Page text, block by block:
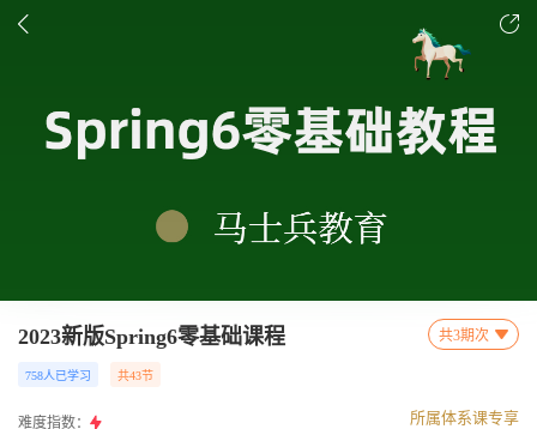
2023新版Spring6零基础课程 共3期次
758人已学习 共43节
难度指数： 所属体系课专享